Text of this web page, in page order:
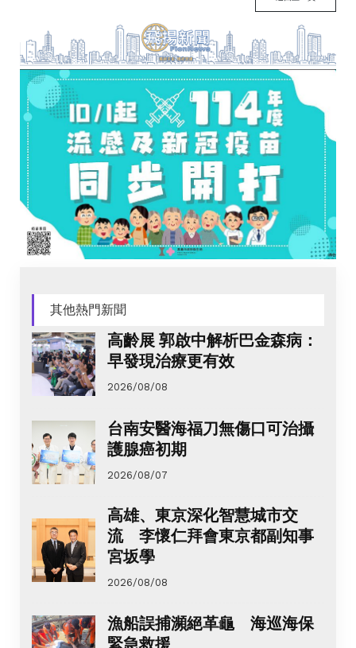
其他熱門新聞
高齡展 郭啟中解析巴金森病：
早發現治療更有效
2026/08/08
台南安醫海福刀無傷口可治攝
護腺癌初期
2026/08/07
高雄、東京深化智慧城市交
流 李懷仁拜會東京都副知事
宮坂學
2026/08/08
漁船誤捕瀕絕革龜 海巡海保
緊急救援